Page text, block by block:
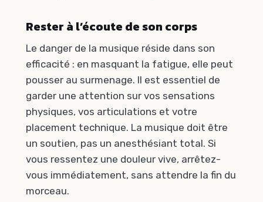
Rester à l’écoute de son corps
Le danger de la musique réside dans son
efficacité : en masquant la fatigue, elle peut
pousser au surmenage. Il est essentiel de
garder une attention sur vos sensations
physiques, vos articulations et votre
placement technique. La musique doit être
un soutien, pas un anesthésiant total. Si
vous ressentez une douleur vive, arrêtez-
vous immédiatement, sans attendre la fin du
morceau.